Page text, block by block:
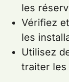
les
Vérifiez
les
Utilisez
traiter les